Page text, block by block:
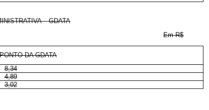
– GDATA
Em R$
DA GDATA
8,34
4,89
3,02